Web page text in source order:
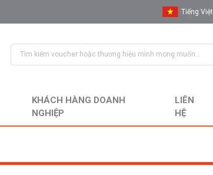
Tiếng Việt
English
KHÁCH HÀNG DOANH
NGHIỆP
LIÊN
HỆ